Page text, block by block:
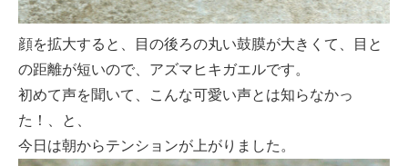
顔を拡大すると、目の後ろの丸い鼓膜が大きくて、目と
の距離が短いので、アズマヒキガエルです。
初めて声を聞いて、こんな可愛い声とは知らなかっ
た！、と、
今日は朝からテンションが上がりました。